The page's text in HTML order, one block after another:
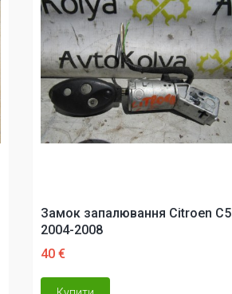
Замок запалювання Citroen C5
2004-2008
40 €